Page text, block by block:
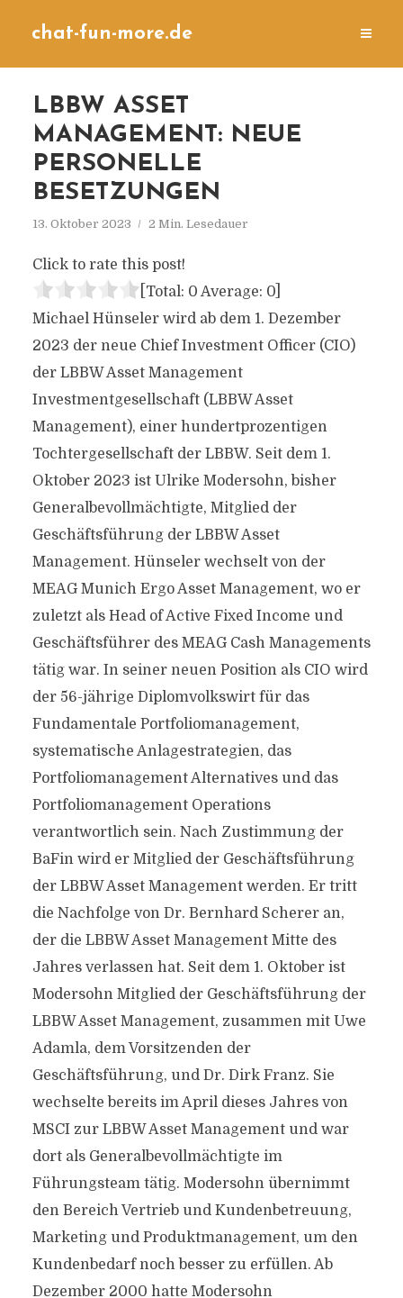
chat-fun-more.de
LBBW ASSET
MANAGEMENT: NEUE
PERSONELLE
BESETZUNGEN
13. Oktober 2023 2 Min. Lesedauer
Click to rate this post!
[Total: 0 Average: 0]
Michael Hünseler wird ab dem 1. Dezember
2023 der neue Chief Investment Officer (CIO)
der LBBW Asset Management
Investmentgesellschaft (LBBW Asset
Management), einer hundertprozentigen
Tochtergesellschaft der LBBW. Seit dem 1.
Oktober 2023 ist Ulrike Modersohn, bisher
Generalbevollmächtigte, Mitglied der
Geschäftsführung der LBBW Asset
Management. Hünseler wechselt von der
MEAG Munich Ergo Asset Management, wo er
zuletzt als Head of Active Fixed Income und
Geschäftsführer des MEAG Cash Managements
tätig war. In seiner neuen Position als CIO wird
der 56-jährige Diplomvolkswirt für das
Fundamentale Portfoliomanagement,
systematische Anlagestrategien, das
Portfoliomanagement Alternatives und das
Portfoliomanagement Operations
verantwortlich sein. Nach Zustimmung der
BaFin wird er Mitglied der Geschäftsführung
der LBBW Asset Management werden. Er tritt
die Nachfolge von Dr. Bernhard Scherer an,
der die LBBW Asset Management Mitte des
Jahres verlassen hat. Seit dem 1. Oktober ist
Modersohn Mitglied der Geschäftsführung der
LBBW Asset Management, zusammen mit Uwe
Adamla, dem Vorsitzenden der
Geschäftsführung, und Dr. Dirk Franz. Sie
wechselte bereits im April dieses Jahres von
MSCI zur LBBW Asset Management und war
dort als Generalbevollmächtigte im
Führungsteam tätig. Modersohn übernimmt
den Bereich Vertrieb und Kundenbetreuung,
Marketing und Produktmanagement, um den
Kundenbedarf noch besser zu erfüllen. Ab
Dezember 2000 hatte Modersohn